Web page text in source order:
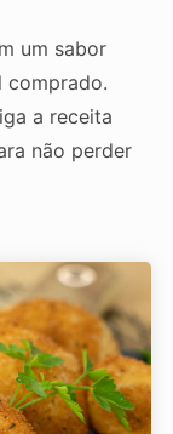
um sabor
comprado.
a receita
não perder